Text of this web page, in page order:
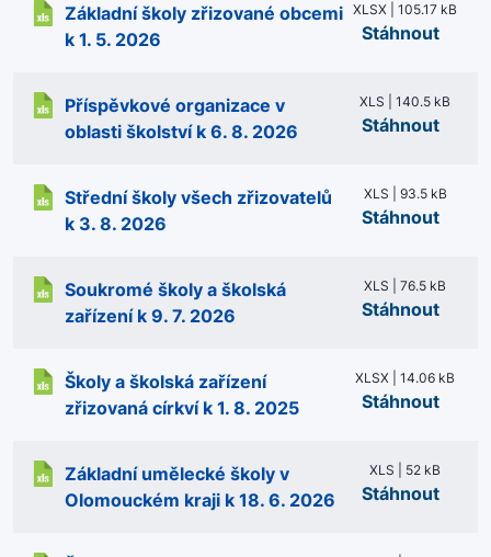
Základní školy zřizované obcemi
k 1. 5. 2026
XLSX | 105.17 kB
Stáhnout
Příspěvkové organizace v
oblasti školství k 6. 8. 2026
XLS | 140.5 kB
Stáhnout
Střední školy všech zřizovatelů
k 3. 8. 2026
XLS | 93.5 kB
Stáhnout
Soukromé školy a školská
zařízení k 9. 7. 2026
XLS | 76.5 kB
Stáhnout
Školy a školská zařízení
zřizovaná církví k 1. 8. 2025
XLSX | 14.06 kB
Stáhnout
Základní umělecké školy v
Olomouckém kraji k 18. 6. 2026
XLS | 52 kB
Stáhnout